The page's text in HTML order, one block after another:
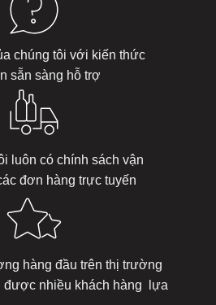
chúng tôi với kiến thức
sẵn sàng hỗ trợ
luôn có chính sách vận
đơn hàng trực tuyến
hàng đầu trên thị trường
được nhiều khách hàng lựa